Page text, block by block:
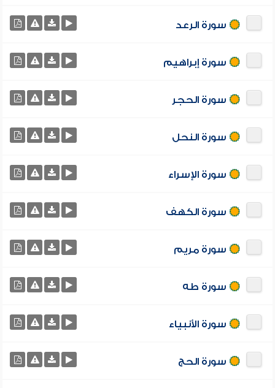
سورة الرعد
سورة إبراهيم
سورة الحجر
سورة النحل
سورة الإسراء
سورة الكهف
سورة مريم
سورة طه
سورة الأنبياء
سورة الحج